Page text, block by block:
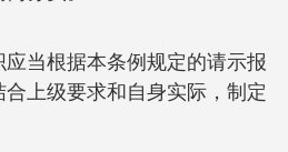
当根据本条例规定的请示报
上级要求和自身实际，制定